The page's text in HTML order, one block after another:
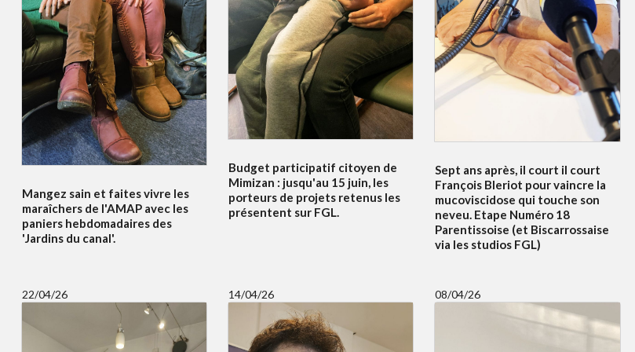
Mangez sain et faites vivre les
maraîchers de l'AMAP avec les
paniers hebdomadaires des
'Jardins du canal'.
Budget participatif citoyen de
Mimizan : jusqu'au 15 juin, les
porteurs de projets retenus les
présentent sur FGL.
Sept ans après, il court il court
François Bleriot pour vaincre la
mucoviscidose qui touche son
neveu. Etape Numéro 18
Parentissoise (et Biscarrossaise
via les studios FGL)
22/04/26 14/04/26 08/04/26